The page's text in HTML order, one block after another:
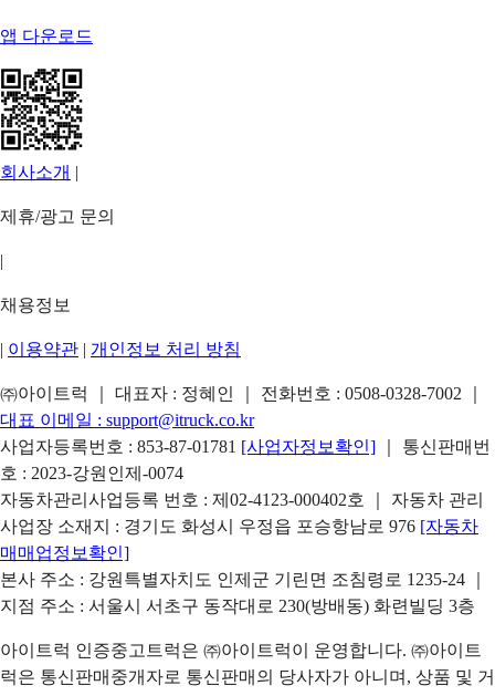
앱 다운로드
회사소개 |
제휴/광고 문의
|
채용정보
| 이용약관 | 개인정보 처리 방침
㈜아이트럭 ｜ 대표자 : 정혜인 ｜ 전화번호 : 0508-0328-7002
대표 이메일 : support@itruck.co.kr
사업자등록번호 : 853-87-01781 [사업자정보확인]
｜ 통신판매번
호 : 2023-강원인제-0074
자동차관리사업등록 번호 : 제02-4123-000402호 ｜ 자동차 관리
사업장 소재지 : 경기도 화성시 우정읍 포승항남로 976 [자동차
매매업정보확인]
본사 주소 : 강원특별자치도 인제군 기린면 조침령로 1235-24 ｜
지점 주소 : 서울시 서초구 동작대로 230(방배동) 화련빌딩 3층
아이트럭 인증중고트럭은 ㈜아이트럭이 운영합니다. ㈜아이트
럭은 통신판매중개자로 통신판매의 당사자가 아니며, 상품 및 거